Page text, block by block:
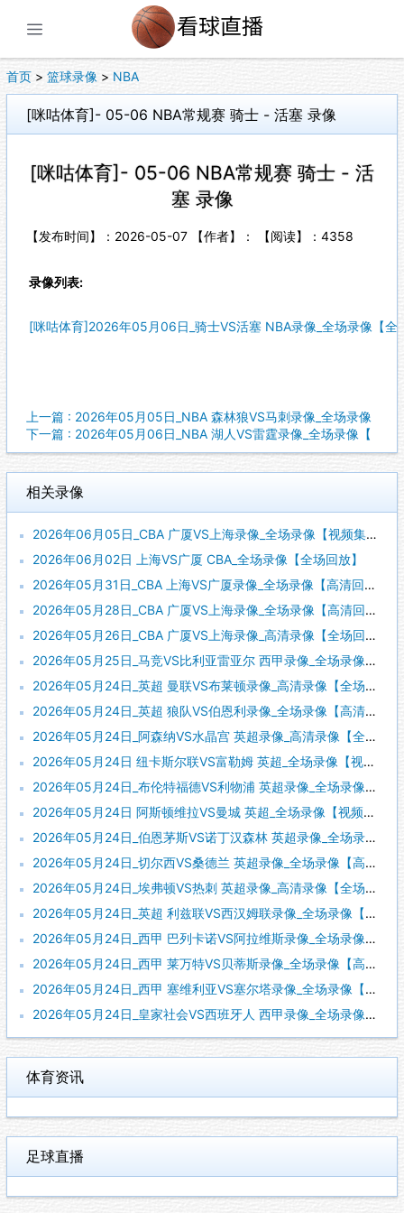
首页 > 篮球录像 > NBA
[咪咕体育]- 05-06 NBA常规赛 骑士 - 活塞 录像
[咪咕体育]- 05-06 NBA常规赛 骑士 - 活
塞 录像
【发布时间】：2026-05-07 【作者】： 【阅读】： 4358
录像列表:
[咪咕体育]2026年05月06日_骑士VS活塞 NBA录像_全场录像【全
上一篇 : 2026年05月05日_NBA 森林狼VS马刺录像_全场录像
下一篇 : 2026年05月06日_NBA 湖人VS雷霆录像_全场录像【
相关录像
2026年06月05日_CBA 广厦VS上海录像_全场录像【视频集锦】
2026年06月02日 上海VS广厦 CBA_全场录像【全场回放】
2026年05月31日_CBA 上海VS广厦录像_全场录像【高清回放】
2026年05月28日_CBA 广厦VS上海录像_全场录像【高清回放】
2026年05月26日_CBA 广厦VS上海录像_高清录像【全场回放】
2026年05月25日_马竞VS比利亚雷亚尔 西甲录像_全场录像【视频集锦】
2026年05月24日_英超 曼联VS布莱顿录像_高清录像【全场回放】
2026年05月24日_英超 狼队VS伯恩利录像_全场录像【高清回放】
2026年05月24日_阿森纳VS水晶宫 英超录像_高清录像【全场回放】
2026年05月24日 纽卡斯尔联VS富勒姆 英超_全场录像【视频集锦】
2026年05月24日_布伦特福德VS利物浦 英超录像_全场录像【视频集锦】
2026年05月24日 阿斯顿维拉VS曼城 英超_全场录像【视频集锦】
2026年05月24日_伯恩茅斯VS诺丁汉森林 英超录像_全场录像【高清回放】
2026年05月24日_切尔西VS桑德兰 英超录像_全场录像【高清回放】
2026年05月24日_埃弗顿VS热刺 英超录像_高清录像【全场回放】
2026年05月24日_英超 利兹联VS西汉姆联录像_全场录像【全场回放】
2026年05月24日_西甲 巴列卡诺VS阿拉维斯录像_全场录像【视频集锦】
2026年05月24日_西甲 莱万特VS贝蒂斯录像_全场录像【高清回放】
2026年05月24日_西甲 塞维利亚VS塞尔塔录像_全场录像【高清回放】
2026年05月24日_皇家社会VS西班牙人 西甲录像_全场录像【全场回放】
体育资讯
足球直播